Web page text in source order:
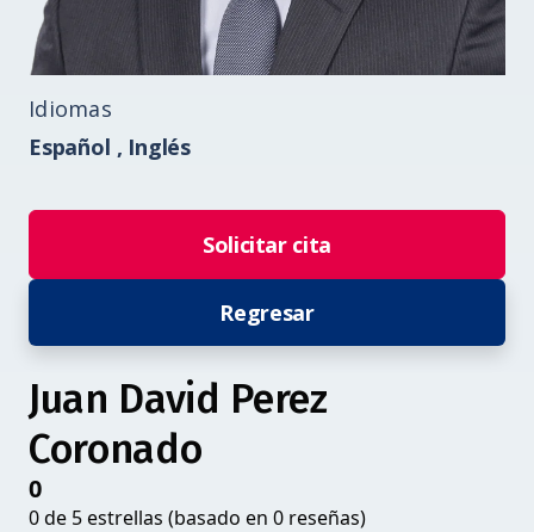
Idiomas
Español , Inglés
Solicitar cita
Regresar
Juan David Perez
Coronado
0
0 de 5 estrellas (basado en 0 reseñas)